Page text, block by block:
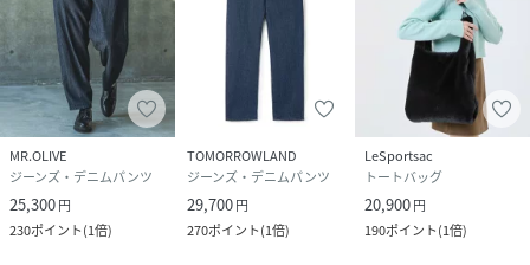
MR.OLIVE
ジーンズ・デニムパンツ
25,300円
230ポイント(1倍)
TOMORROWLAND
ジーンズ・デニムパンツ
29,700円
270ポイント(1倍)
LeSportsac
トートバッグ
20,900円
190ポイント(1倍)